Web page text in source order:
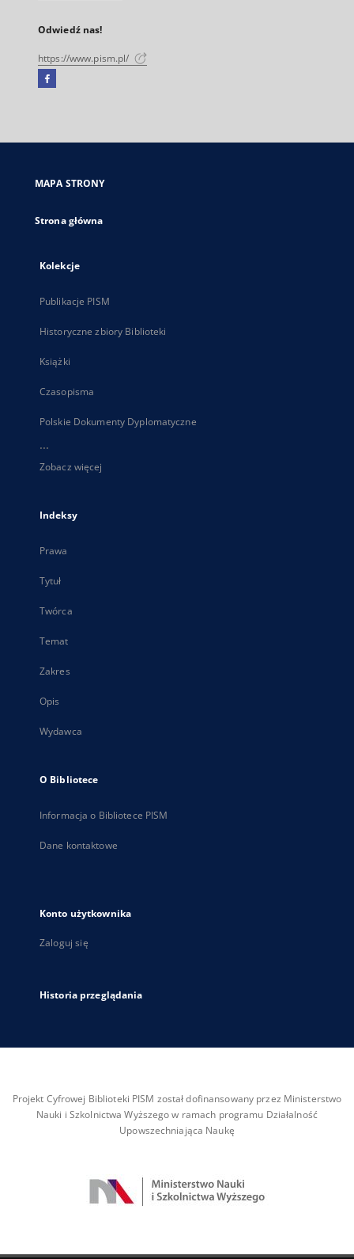
Odwiedź nas!
https://www.pism.pl/
Facebook
się
karcie
MAPA STRONY
Strona główna
Kolekcje
Publikacje PISM
Historyczne zbiory Biblioteki
Książki
Czasopisma
Polskie Dokumenty Dyplomatyczne
...
Zobacz więcej
Indeksy
Prawa
Tytuł
Twórca
Temat
Zakres
Opis
Wydawca
O Bibliotece
Informacja o Bibliotece PISM
Dane kontaktowe
Konto użytkownika
Zaloguj się
Historia przeglądania
Projekt Cyfrowej Biblioteki PISM został dofinansowany przez Ministerstwo
Nauki i Szkolnictwa Wyższego w ramach programu Działalność
Upowszechniająca Naukę